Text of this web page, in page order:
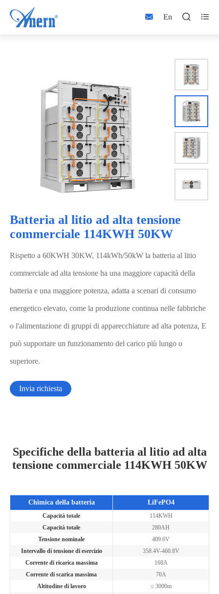
 En  
Batteria al litio ad alta tensione
commerciale 114KWH 50KW
Rispetto a 60KWH 30KW, 114kWh/50kW la batteria al litio
commerciale ad alta tensione ha una maggiore capacità della
batteria e una maggiore potenza, adatta a scenari di consumo
energetico elevato, come la produzione continua nelle fabbriche
o l'alimentazione di gruppi di apparecchiature ad alta potenza, E
può supportare un funzionamento del carico più lungo o
superiore.
Invia richiesta
Specifiche della batteria al litio ad alta
tensione commerciale 114KWH 50KW
Chimica della batteria LiFePO4
Capacità totale
114KWH
Capacità totale
280AH
Tensione nominale
409.6V
Intervallo di tensione di esercizio
358.4V-460.8V
Corrente di ricarica massima
168A
Corrente di scarica massima
70A
Altitudine di lavoro
≤ 3000m